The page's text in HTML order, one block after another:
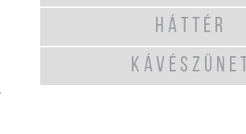
HÁTTÉR
KÁVÉSZÜNET